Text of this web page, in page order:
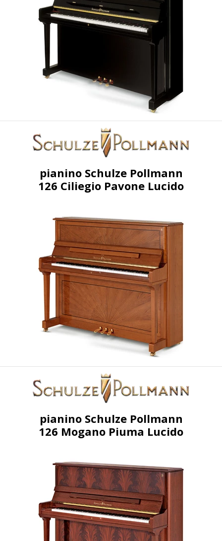
pianino Schulze Pollmann
126 Mogano Piuma Lucido
pianino Schulze Pollmann
126 Ciliegio Pavone Lucido